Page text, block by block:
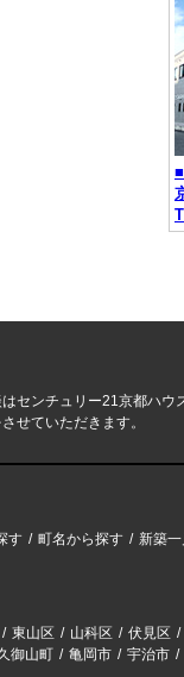
センチュリー21京都ハウ
せていただきます。
す 町名から探す 新築
東山区 山科区 伏見区
御山町 亀岡市 宇治市